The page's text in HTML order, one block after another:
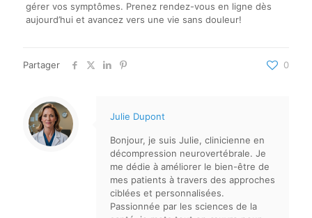
gérer vos symptômes. Prenez rendez-vous en ligne dès
aujourd’hui et avancez vers une vie sans douleur!
Partager 0
Julie Dupont
Bonjour, je suis Julie, clinicienne en
décompression neurovertébrale. Je
me dédie à améliorer le bien-être de
mes patients à travers des approches
ciblées et personnalisées.
Passionnée par les sciences de la